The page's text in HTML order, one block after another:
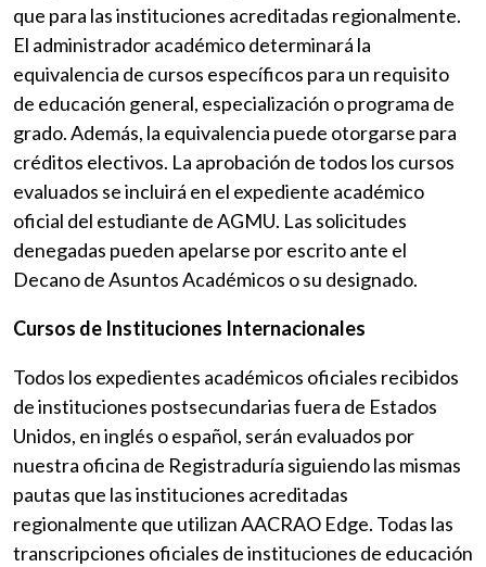
que para las instituciones acreditadas regionalmente.
El administrador académico determinará la
equivalencia de cursos específicos para un requisito
de educación general, especialización o programa de
grado. Además, la equivalencia puede otorgarse para
créditos electivos. La aprobación de todos los cursos
evaluados se incluirá en el expediente académico
oficial del estudiante de AGMU. Las solicitudes
denegadas pueden apelarse por escrito ante el
Decano de Asuntos Académicos o su designado.
Cursos de Instituciones Internacionales
Todos los expedientes académicos oficiales recibidos
de instituciones postsecundarias fuera de Estados
Unidos, en inglés o español, serán evaluados por
nuestra oficina de Registraduría siguiendo las mismas
pautas que las instituciones acreditadas
regionalmente que utilizan AACRAO Edge. Todas las
transcripciones oficiales de instituciones de educación